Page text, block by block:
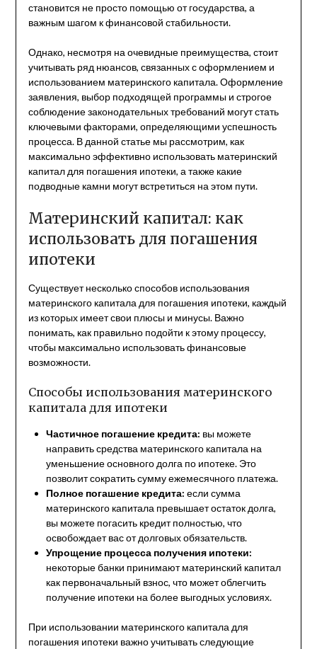
становится не просто помощью от государства, а
важным шагом к финансовой стабильности.
Однако, несмотря на очевидные преимущества, стоит
учитывать ряд нюансов, связанных с оформлением и
использованием материнского капитала. Оформление
заявления, выбор подходящей программы и строгое
соблюдение законодательных требований могут стать
ключевыми факторами, определяющими успешность
процесса. В данной статье мы рассмотрим, как
максимально эффективно использовать материнский
капитал для погашения ипотеки, а также какие
подводные камни могут встретиться на этом пути.
Материнский капитал: как
использовать для погашения
ипотеки
Существует несколько способов использования
материнского капитала для погашения ипотеки, каждый
из которых имеет свои плюсы и минусы. Важно
понимать, как правильно подойти к этому процессу,
чтобы максимально использовать финансовые
возможности.
Способы использования материнского
капитала для ипотеки
Частичное погашение кредита: вы можете
направить средства материнского капитала на
уменьшение основного долга по ипотеке. Это
позволит сократить сумму ежемесячного платежа.
Полное погашение кредита: если сумма
материнского капитала превышает остаток долга,
вы можете погасить кредит полностью, что
освобождает вас от долговых обязательств.
Упрощение процесса получения ипотеки:
некоторые банки принимают материнский капитал
как первоначальный взнос, что может облегчить
получение ипотеки на более выгодных условиях.
При использовании материнского капитала для
погашения ипотеки важно учитывать следующие